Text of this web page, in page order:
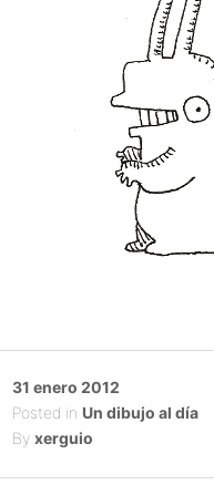
Posted
on
31 enero 2012
Posted in Un dibujo al día
By xerguio